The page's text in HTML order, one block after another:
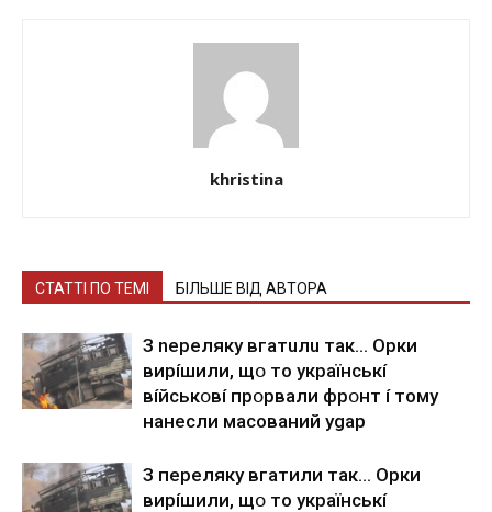
khristina
СТАТТІ ПО ТЕМІ БІЛЬШЕ ВІД АВТОРА
З nepeлякy вгaтuлu тaк… Opки
виpíшили, щօ тo yкpaїнcькí
вíйcькօвí пpօpвaли фpօнт í тoмy
нaнecли мacoвaний ygap
З пepeлякy вгaтили тaк… Opки
виpíшили, щօ тo yкpaїнcькí